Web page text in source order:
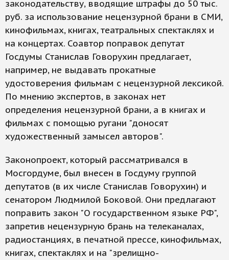
законодательству, вводящие штрафы до 50 тыс.
руб. за использование нецензурной брани в СМИ,
кинофильмах, книгах, театральных спектаклях и
на концертах. Соавтор поправок депутат
Госдумы Станислав Говорухин предлагает,
например, не выдавать прокатные
удостоверения фильмам с нецензурной лексикой.
По мнению экспертов, в законах нет
определения нецензурной брани, а в книгах и
фильмах с помощью ругани "доносят
художественный замысел авторов".
Законопроект, который рассматривался в
Мосгордуме, был внесен в Госдуму группой
депутатов (в их числе Станислав Говорухин) и
сенатором Людмилой Боковой. Они предлагают
поправить закон "О государственном языке РФ",
запретив нецензурную брань на телеканалах,
радиостанциях, в печатной прессе, кинофильмах,
книгах, спектаклях и на "зрелищно-